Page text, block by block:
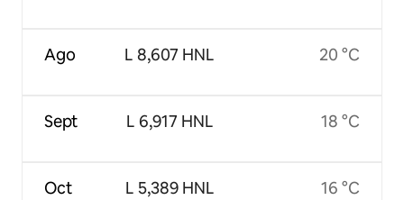
Ago
Sept
Oct
L 8,607 HNL
L 6,917 HNL
L 5,389 HNL
20 °C
18 °C
16 °C